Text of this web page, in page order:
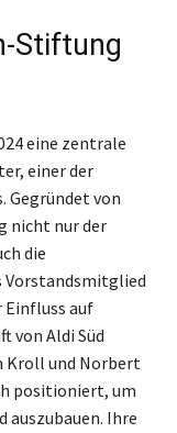
Stiftung
eine zentrale
einer der
Gegründet von
nicht nur der
die
Vorstandsmitglied
auf
von Aldi Süd
Kroll und Norbert
positioniert, um
Ihre